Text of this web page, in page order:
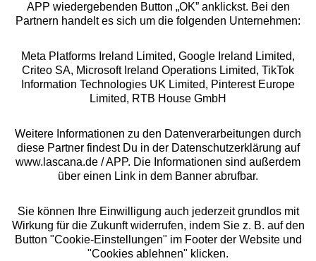
Alle Preise inkl. MwSt., zzgl.
Versandkosten
** Bonität vorausgesetzt, berechtigt zur Bonitätsprüfung
APP wiedergebenden Button „OK” anklickst. Bei den
Partnern handelt es sich um die folgenden Unternehmen:
Meta Platforms Ireland Limited, Google Ireland Limited,
Criteo SA, Microsoft Ireland Operations Limited, TikTok
Information Technologies UK Limited, Pinterest Europe
Limited, RTB House GmbH
Weitere Informationen zu den Datenverarbeitungen durch
diese Partner findest Du in der Datenschutzerklärung auf
www.lascana.de / APP. Die Informationen sind außerdem
über einen Link in dem Banner abrufbar.
Sie können Ihre Einwilligung auch jederzeit grundlos mit
Wirkung für die Zukunft widerrufen, indem Sie z. B. auf den
Button "Cookie-Einstellungen" im Footer der Website und
"Cookies ablehnen" klicken.